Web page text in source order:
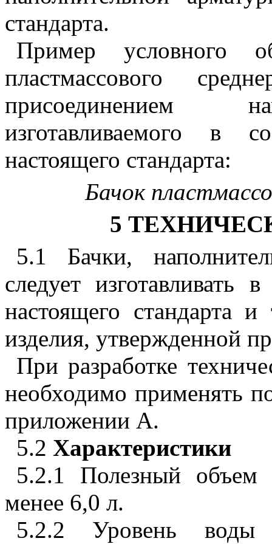
стандарта.
Пример условного
пластмассового
присоединением
изготавливаемого в
настоящего стандарта:
Бачок
5
5.1 Бачки,
следует изготавливать
настоящего стандарта
изделия, утвержденной
При разработке
необходимо применять
приложении А.
5.2 Характеристики
5.2.1 Полезный объем
менее 6,0 л.
5.2.2 Уровень воды